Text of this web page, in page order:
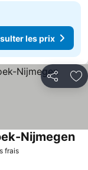
les prix
Partager
fraisConsulter les
Nijmegen